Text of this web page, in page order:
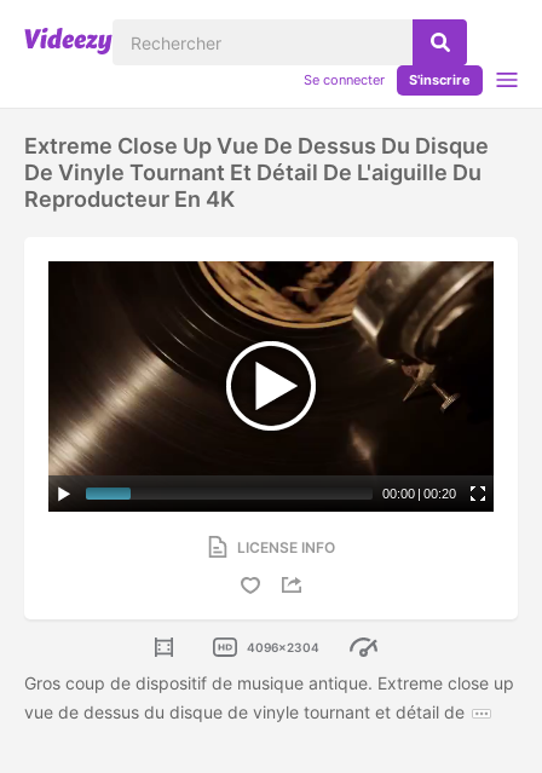
Se connecter S'inscrire
Extreme Close Up Vue De Dessus Du Disque
De Vinyle Tournant Et Détail De L'aiguille Du
Reproducteur En 4K
00:00 | 00:20
LICENSE INFO
4096x2304
Gros coup de dispositif de musique antique. Extreme close up
vue de dessus du disque de vinyle tournant et détail de